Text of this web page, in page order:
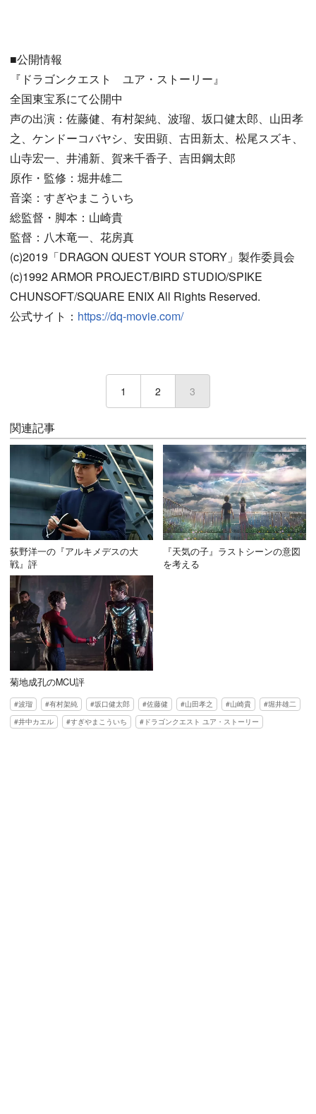
■公開情報
『ドラゴンクエスト ユア・ストーリー』
全国東宝系にて公開中
声の出演：佐藤健、有村架純、波瑠、坂口健太郎、山田孝
之、ケンドーコバヤシ、安田顕、古田新太、松尾スズキ、
山寺宏一、井浦新、賀来千香子、吉田鋼太郎
原作・監修：堀井雄二
音楽：すぎやまこういち
総監督・脚本：山崎貴
監督：八木竜一、花房真
(c)2019「DRAGON QUEST YOUR STORY」製作委員会
(c)1992 ARMOR PROJECT/BIRD STUDIO/SPIKE
CHUNSOFT/SQUARE ENIX All Rights Reserved.
公式サイト： https://dq-movie.com/
1 2 3
関連記事
荻野洋一の『アルキメデスの大
戦』評
『天気の子』ラストシーンの意図
を考える
菊地成孔のMCU評
波瑠 有村架純 坂口健太郎 佐藤健 山田孝之 山崎貴
堀井雄二
井中カエル
すぎやまこういち ドラゴンクエスト ユア・ストーリー